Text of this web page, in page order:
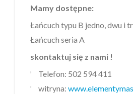
Mamy dostępne:
Łańcuch typu B jedno, dwu i
Łańcuch seria A
skontaktuj się z nami !
Telefon: 502 594 411
witryna: